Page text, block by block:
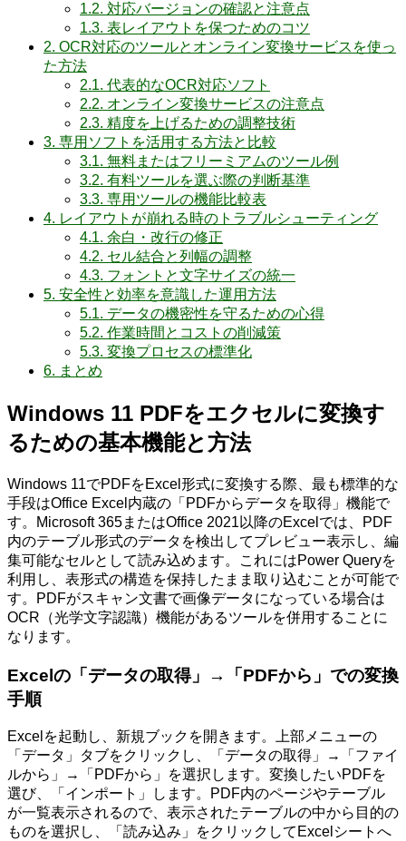
1.2. 対応バージョンの確認と注意点
1.3. 表レイアウトを保つためのコツ
2. OCR対応のツールとオンライン変換サービスを使っ
た方法
2.1. 代表的なOCR対応ソフト
2.2. オンライン変換サービスの注意点
2.3. 精度を上げるための調整技術
3. 専用ソフトを活用する方法と比較
3.1. 無料またはフリーミアムのツール例
3.2. 有料ツールを選ぶ際の判断基準
3.3. 専用ツールの機能比較表
4. レイアウトが崩れる時のトラブルシューティング
4.1. 余白・改行の修正
4.2. セル結合と列幅の調整
4.3. フォントと文字サイズの統一
5. 安全性と効率を意識した運用方法
5.1. データの機密性を守るための心得
5.2. 作業時間とコストの削減策
5.3. 変換プロセスの標準化
6. まとめ
Windows 11 PDFをエクセルに変換す
るための基本機能と方法
Windows 11でPDFをExcel形式に変換する際、最も標準的な
手段はOffice Excel内蔵の「PDFからデータを取得」機能で
す。Microsoft 365またはOffice 2021以降のExcelでは、PDF
内のテーブル形式のデータを検出してプレビュー表示し、編
集可能なセルとして読み込めます。これにはPower Queryを
利用し、表形式の構造を保持したまま取り込むことが可能で
す。PDFがスキャン文書で画像データになっている場合は
OCR（光学文字認識）機能があるツールを併用することに
なります。
Excelの「データの取得」→「PDFから」での変換
手順
Excelを起動し、新規ブックを開きます。上部メニューの
「データ」タブをクリックし、「データの取得」→「ファイ
ルから」→「PDFから」を選択します。変換したいPDFを
選び、「インポート」します。PDF内のページやテーブル
が一覧表示されるので、表示されたテーブルの中から目的の
ものを選択し、「読み込み」をクリックしてExcelシートへ